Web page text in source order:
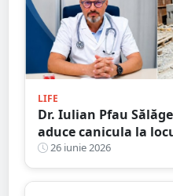
LIFE
Dr. Iulian Pfau
aduce canicula la
obligații au
proteja și ajuta
26 iunie 2026